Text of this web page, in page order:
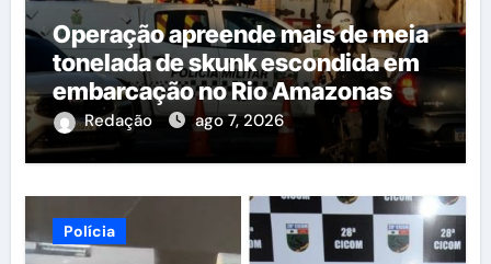
Operação apreende mais de meia
tonelada de skunk escondida em
embarcação no Rio Amazonas
Redação ago 7, 2026
Polícia